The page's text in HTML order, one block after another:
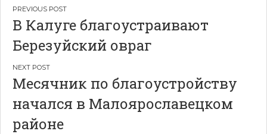
Навигация
по
записям
В Калуге благоустраивают
Березуйский овраг
Месячник по благоустройству
начался в Малоярославецком
районе